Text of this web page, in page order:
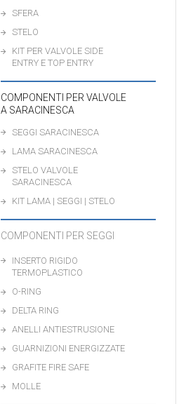
SFERA
STELO
KIT PER VALVOLE SIDE
ENTRY E TOP ENTRY
COMPONENTI PER VALVOLE
A SARACINESCA
SEGGI SARACINESCA
LAMA SARACINESCA
STELO VALVOLE
SARACINESCA
KIT LAMA | SEGGI | STELO
COMPONENTI PER SEGGI
INSERTO RIGIDO
TERMOPLASTICO
O-RING
DELTA RING
ANELLI ANTIESTRUSIONE
GUARNIZIONI ENERGIZZATE
GRAFITE FIRE SAFE
MOLLE